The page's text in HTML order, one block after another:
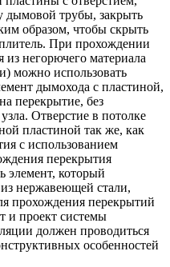
дымовой трубы, закрыть
образом, чтобы скрыть
При прохождении
негорючего материала
можно использовать
дымохода с пластиной,
перекрытие, без
Отверстие в потолке
пластиной так же, как
с использованием
перекрытия
элемент, который
из нержавеющей стали,
прохождения перекрытий
и проект системы
должен проводиться
особенностей